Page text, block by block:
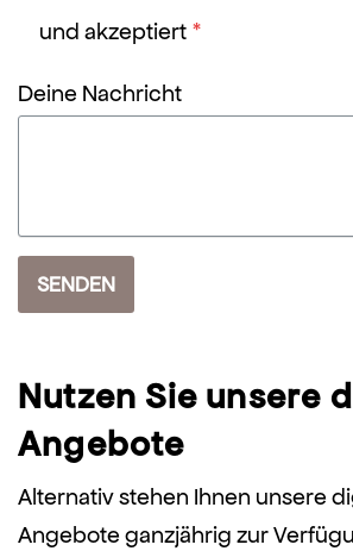
und akzeptiert *
Deine Nachricht
SENDEN
Nutzen Sie unsere
Angebote
Alternativ stehen Ihnen unsere
Angebote ganzjährig zur